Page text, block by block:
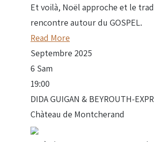
Et voilà, Noël approche et le
rencontre autour du GOSPEL.
Read More
Septembre 2025
6 Sam
19:00
DIDA GUIGAN & BEYROUTH-
Chàteau de Montcherand